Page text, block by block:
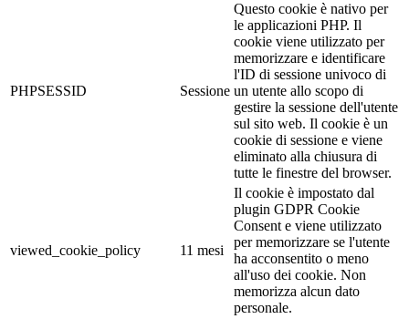
PHPSESSID Sessione
Questo cookie è nativo per
le applicazioni PHP. Il
cookie viene utilizzato per
memorizzare e identificare
l'ID di sessione univoco di
un utente allo scopo di
gestire la sessione dell'utente
sul sito web. Il cookie è un
cookie di sessione e viene
eliminato alla chiusura di
tutte le finestre del browser.
viewed_cookie_policy 11 mesi
Il cookie è impostato dal
plugin GDPR Cookie
Consent e viene utilizzato
per memorizzare se l'utente
ha acconsentito o meno
all'uso dei cookie. Non
memorizza alcun dato
personale.